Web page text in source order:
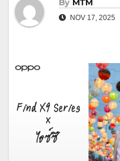
By MTM
NOV 17, 2025